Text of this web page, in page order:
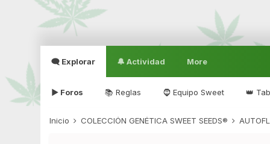
🗨 Explorar
▶ Foros 📚 Reglas 🧔 Equipo Sweet 👑
🔔 Actividad More
Inicio COLECCIÓN GENÉTICA SWEET SEEDS®